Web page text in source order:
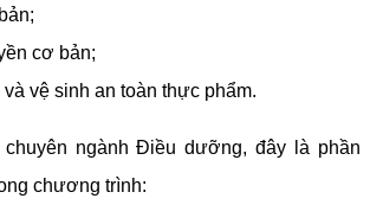
cơ bản;
vệ sinh an toàn thực phẩm.
ngành Điều dưỡng,đây là phần
chương trình: